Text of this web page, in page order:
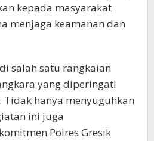
kepada masyarakat
menjaga keamanan dan
salah satu rangkaian
yang diperingati
Tidak hanya menyuguhkan
ini juga
Polres Gresik